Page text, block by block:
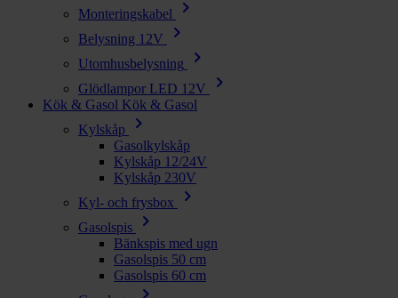
Monteringskabel chevron_right
Belysning 12V chevron_right
Utomhusbelysning chevron_right
Glödlampor LED 12V chevron_right
Kök & Gasol Kök & Gasol
Kylskåp
chevron_right
Gasolkylskåp
Kylskåp 12/24V
Kylskåp 230V
Kyl- och frysbox
chevron_right
Gasolspis chevron_right
Bänkspis med ugn
Gasolspis 50 cm
Gasolspis 60 cm